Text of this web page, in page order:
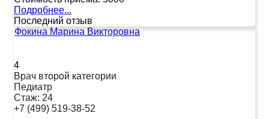
Подробнее...
Последний отзыв
Фокина Марина Викторовна
4
Врач второй категории
Педиатр
Стаж: 24
+7 (499) 519-38-52